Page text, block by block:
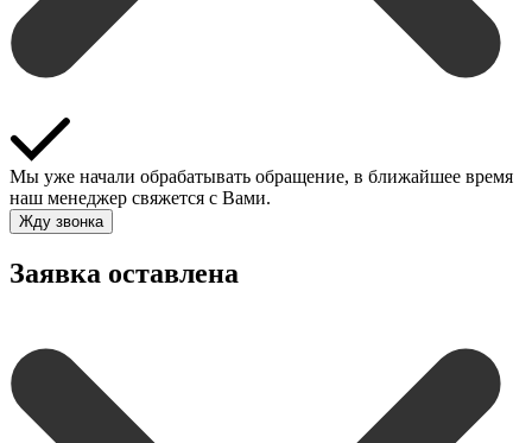
Мы уже начали обрабатывать обращение, в ближайшее время
наш менеджер свяжется с Вами.
Жду звонка
Заявка оставлена